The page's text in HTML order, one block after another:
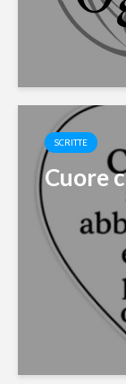
SCRITTE
Cuore